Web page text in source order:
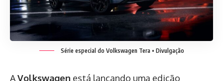
Série especial do Volkswagen Tera • Divulgação
AVolkswagen está lançando uma edição